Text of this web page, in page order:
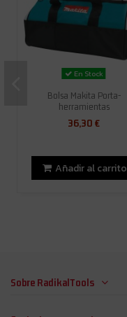
En Stock
Bolsa Makita Porta-
herramientas
36,30 €
Añadir al carrito
Sobre RadikalTools